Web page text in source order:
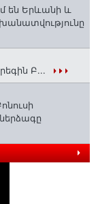
են Երևանի և
Բ...